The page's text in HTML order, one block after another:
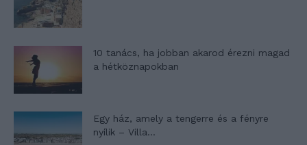
10 tanács, ha jobban akarod érezni magad
a hétköznapokban
Egy ház, amely a tengerre és a fényre
nyílik – Villa...